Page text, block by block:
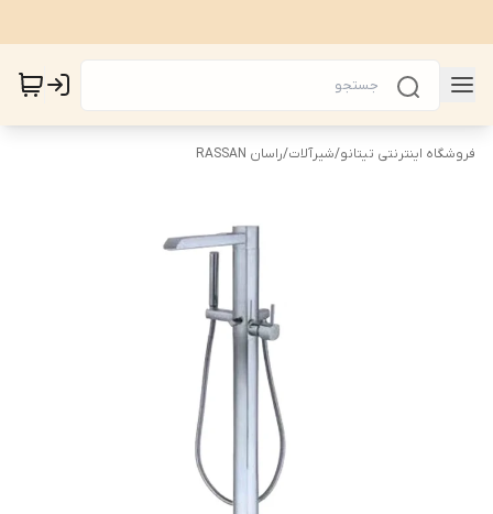
فروشگاه اینترنتی تیتانو/شیرآلات/راسان RASSAN